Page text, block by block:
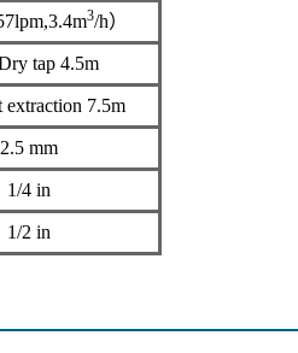
3/h）
tap 4.5m
extraction 7.5m
2.5 mm
1/4 in
1/2 in